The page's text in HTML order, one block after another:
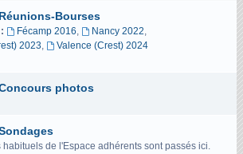
Bourses
Fécamp 2016, Nancy 2022,
2023,
Valence (Crest) 2024
photos
habituels de l'Espace adhérents sont passés ici.